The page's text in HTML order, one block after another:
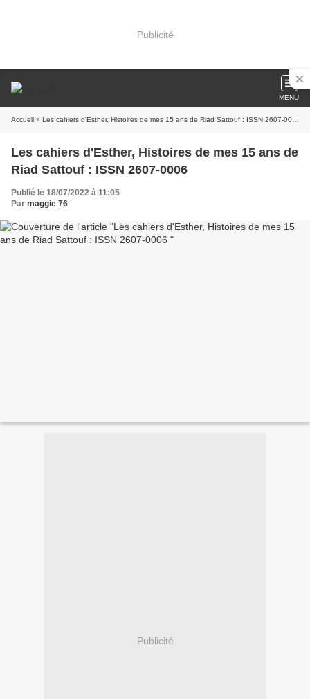
Publicité
MENU
Accueil » Les cahiers d'Esther, Histoires de mes 15 ans de Riad Sattouf : ISSN 2607-0006
Les cahiers d'Esther, Histoires de mes 15 ans de
Riad Sattouf : ISSN 2607-0006
Publié le 18/07/2022 à 11:05
Par maggie 76
Publicité